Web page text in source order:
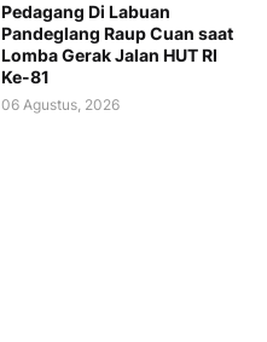
Pedagang Di Labuan
Pandeglang Raup Cuan saat
Lomba Gerak Jalan HUT RI
Ke-81
06 Agustus, 2026